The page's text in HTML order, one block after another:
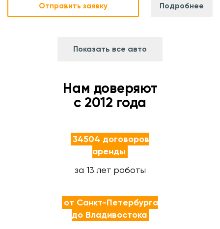
Отправить заявку Подробнее
Показать все авто
Нам доверяют
с 2012 года
34504 договоров
аренды
за 13 лет работы
от Санкт-Петербурга
до Владивостока